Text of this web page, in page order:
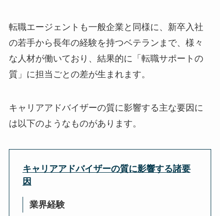
転職エージェントも一般企業と同様に、新卒入社
の若手から長年の経験を持つベテランまで、様々
な人材が働いており、結果的に「転職サポートの
質」に担当ごとの差が生まれます。
キャリアアドバイザーの質に影響する主な要因に
は以下のようなものがあります。
キャリアアドバイザーの質に影響する諸要
因
業界経験